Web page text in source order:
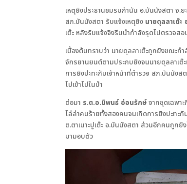
เหตุยิงประธานชมรมกำนัน อ.บันนังสตา จ.
สภ.บันนังสตา รับแจ้งเหตุยิง นายดุลลาเต๊ะ
เต๊ะ หลังรับแจ้งจึงรีบนำกำลังรุดไปตรวจสอ
เบื้องต้นทราบว่า นายดุลลาเต๊ะถูกยิงขณะ
จักรยานยนต์ตามประกบยิงจนนายดุลลาเต๊
การยิงปะทะกับเจ้าหน้าที่ตำรวจ สภ.บันนัง
ไปเข้าไปในป่า
ต่อมา ร.ต.อ.นิพนธ์ อ่อนรักษ์จากชุดเฉพา
ไล่ล่าคนร้ายทั้งสองคนจนเกิดการยิงปะทะกั
ต.ตาเนาะปูเต๊ะ อ.บันนังสตา ส่วนอีกคนถูก
มามอบตัว